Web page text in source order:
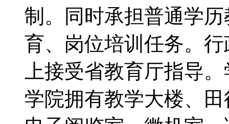
制。同时承担普通学
育、岗位培训任务。
上接受省教育厅指导
学院拥有教学大楼、